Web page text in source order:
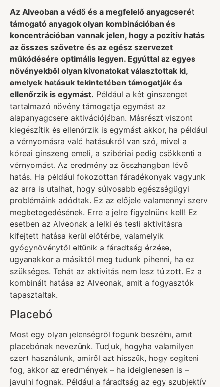
Az Alveoban a védő és a megfelelő anyagcserét
támogató anyagok olyan kombinációban és
koncentrációban vannak jelen, hogy a pozitív hatás
az összes szövetre és az egész szervezet
működésére optimális legyen. Egyúttal az egyes
növényekből olyan kivonatokat választottak ki,
amelyek hatásuk tekintetében támogatják és
ellenőrzik is egymást. Például a két ginszenget
tartalmazó növény támogatja egymást az
alapanyagcsere aktivációjában. Másrészt viszont
kiegészítik és ellenőrzik is egymást akkor, ha például
a vérnyomásra való hatásukról van szó, mivel a
kóreai ginszeng emeli, a szibériai pedig csökkenti a
vérnyomást. Az eredmény az összhangban lévő
hatás. Ha például fokozottan fáradékonyak vagyunk
az arra is utalhat, hogy súlyosabb egészségügyi
problémáink adódtak. Ez az előjele valamennyi szerv
megbetegedésének. Erre a jelre figyelnünk kell! Ez
esetben az Alveonak a lelki és testi aktivitásra
kifejtett hatása kerül előtérbe, valamelyik
gyógynövénytől eltűnik a fáradtság érzése,
ugyanakkor a másiktól meg tudunk pihenni, ha ez
szükséges. Tehát az aktivitás nem lesz túlzott. Ez a
kombinált hatása az Alveonak, amit a fogyasztók
tapasztaltak.
Placebó
Most egy olyan jelenségről fogunk beszélni, amit
placebónak nevezünk. Tudjuk, hogyha valamilyen
szert használunk, amiről azt hisszük, hogy segíteni
fog, akkor az eredmények – ha ideiglenesen is –
javulni fognak. Például a fáradtság az egy szubjektív